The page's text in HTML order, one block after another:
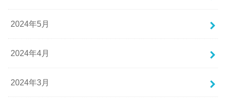
2024年5月
2024年4月
2024年3月